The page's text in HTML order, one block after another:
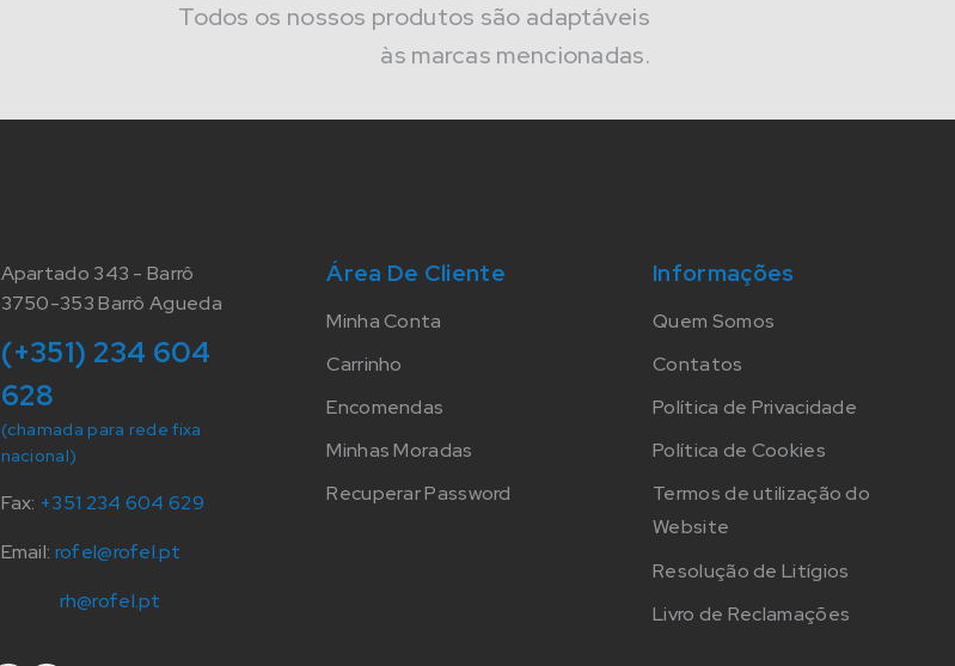
Todos os nossos produtos são adaptáveis
às marcas mencionadas.
Apartado 343 - Barrô
3750-353 Barrô Agueda
(+351) 234 604
628
(chamada para rede fixa
nacional)
Fax: +351 234 604 629
Email: rofel@rofel.pt
rh@rofel.pt
Área De Cliente
Minha Conta
Carrinho
Encomendas
Minhas Moradas
Recuperar Password
Informações
Quem Somos
Contatos
Política de Privacidade
Política de Cookies
Termos de utilização do
Website
Resolução de Litígios
Livro de Reclamações